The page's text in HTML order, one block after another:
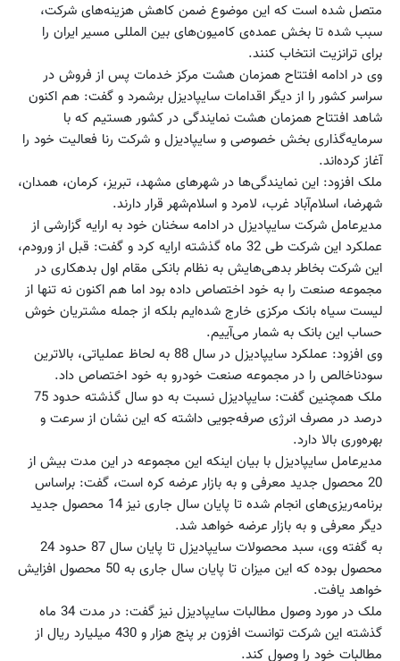
متصل شده است که این موضوع ضمن کاهش هزینه‌های شرکت،
سبب شده تا بخش عمده‌ی کامیون‌های بین ‌المللی مسیر ایران را
برای ترانزیت انتخاب کنند.
وی در ادامه افتتاح همزمان هشت مرکز خدمات پس از فروش در
سراسر کشور را از دیگر اقدامات سایپادیزل برشمرد و گفت: هم اکنون
شاهد افتتاح همزمان هشت نمایندگی در کشور هستیم که با
سرمایه‌گذاری بخش خصوصی و سایپادیزل و شرکت رنا فعالیت خود را
آغاز کرده‌اند.
ملک افزود: این نمایندگی‌ها در شهرهای مشهد، تبریز، کرمان، همدان،
شهرضا، اسلام‌آباد غرب، لامرد و اسلام‌شهر قرار دارند.
مدیرعامل شرکت سایپادیزل در ادامه سخنان خود به ارایه گزارشی از
عملکرد این شرکت طی 32 ماه گذشته ارایه کرد و گفت: قبل از ورودم،
این شرکت بخاطر بدهی‌هایش به نظام بانکی مقام اول بدهکاری در
مجموعه صنعت را به خود اختصاص داده بود اما هم اکنون نه تنها از
لیست سیاه بانک مرکزی خارج شده‌‌ایم بلکه از جمله مشتریان خوش
حساب این بانک به شمار می‌آییم.
وی افزود: عملکرد سایپادیزل در سال 88 به لحاظ عملیاتی، بالاترین
سودناخالص را در مجموعه صنعت خودرو به خود اختصاص داد.
ملک همچنین گفت: سایپادیزل نسبت به دو سال گذشته حدود 75
درصد در مصرف انرژی صرفه‌جویی داشته که این نشان از سرعت و
بهره‌وری بالا دارد.
مدیرعامل سایپادیزل با بیان اینکه این مجموعه در این مدت بیش از
20 محصول جدید معرفی و به بازار عرضه کره است، گفت: براساس
برنامه‌ریزی‌های انجام شده تا پایان سال جاری نیز 14 محصول جدید
دیگر معرفی و به بازار عرضه خواهد شد.
به گفته وی، سبد محصولات سایپادیزل تا پایان سال 87 حدود 24
محصول بوده که این میزان تا پایان سال جاری به 50 محصول افزایش
خواهد یافت.
ملک در مورد وصول مطالبات سایپادیزل نیز گفت: در مدت 34 ماه
گذشته این شرکت توانست افزون بر پنج هزار و 430 میلیارد ریال از
مطالبات خود را وصول کند.